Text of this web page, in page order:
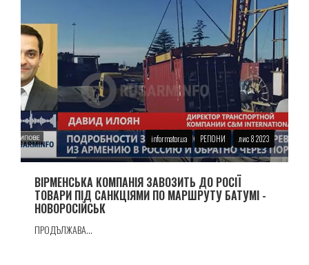
informator.ua РЕГІОНИ лис 8 2023
ВIРМЕНСЬКА КОМПАНIЯ ЗАВОЗИТЬ ДО РОСІЇ
ТОВАРИ ПIД САНКЦIЯМИ ПО МАРШРУТУ БАТУМI -
НОВОРОСIЙСЬК
ПРОДЪЛЖАВА...